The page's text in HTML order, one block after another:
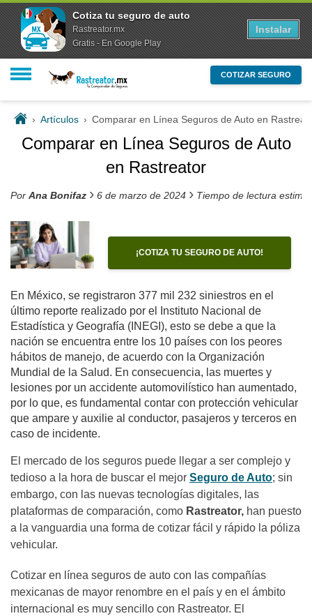
COTIZAR SEGURO
› Artículos › Comparar en Línea Seguros de Auto en
Comparar en Línea Seguros de Auto
en Rastreator
Por Ana Bonifaz › 6 de marzo de 2024 › Tiempo de lectura
¡COTIZA TU SEGURO DE AUTO!
En México, se registraron 377 mil 232 siniestros en el
último reporte realizado por el Instituto Nacional de
Estadística y Geografía (INEGI), esto se debe a que la
nación se encuentra entre los 10 países con los peores
hábitos de manejo, de acuerdo con la Organización
Mundial de la Salud. En consecuencia, las muertes y
lesiones por un accidente automovilístico han aumentado,
por lo que, es fundamental contar con protección vehicular
que ampare y auxilie al conductor, pasajeros y terceros en
caso de incidente.
El mercado de los seguros puede llegar a ser complejo y
tedioso a la hora de buscar el mejor Seguro de Auto; sin
embargo, con las nuevas tecnologías digitales, las
plataformas de comparación, como Rastreator, han puesto
a la vanguardia una forma de cotizar fácil y rápido la póliza
vehicular.
Cotizar en línea seguros de auto con las compañías
mexicanas de mayor renombre en el país y en el ámbito
internacional es muy sencillo con Rastreator. El
Cotiza tu seguro de auto
Rastreator.mx
Gratis - En Google Play
Instalar